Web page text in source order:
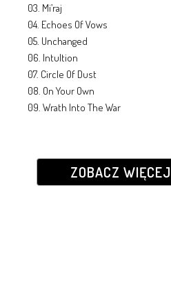
03. Mi’raj
04. Echoes Of Vows
05. Unchanged
06. IntuItion
07. Circle Of Dust
08. On Your Own
09. Wrath Into The War
ZOBACZ